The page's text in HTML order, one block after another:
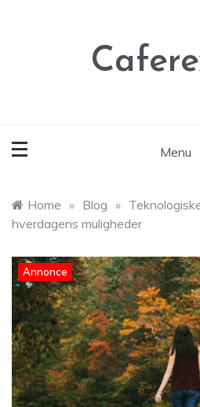
Menu
Home » Blog »
hverdagens muligheder
Annonce